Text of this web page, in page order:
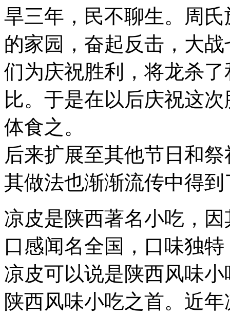
旱三年，民不聊生。周
的家园，奋起反击，大
们为庆祝胜利，将龙杀
比。于是在以后庆祝这
体食之。
后来扩展至其他节日和
其做法也渐渐流传中得
凉皮是陕西著名小吃，
口感闻名全国，口味独
凉皮可以说是陕西风味
陕西风味小吃之首。近